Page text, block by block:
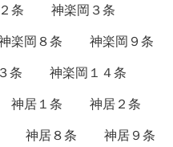
条
神楽岡３条
楽岡８条
神楽岡９条
条
神楽岡１４条
神居１条
神居２条
神居８条
神居９条